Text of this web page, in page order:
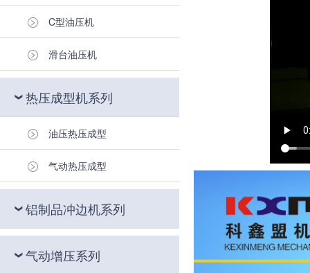
C型油压机
滑台油压机
热压成型机系列
油压热压成型
气动热压成型
铝制品冲边机系列
气动增压系列